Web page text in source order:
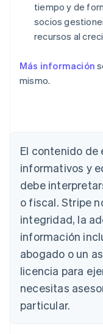
tiempo y de
socios
recursos al
Más información
mismo.
El contenido
informativos y
debe
o fiscal. Stripe
integridad, la
información
abogado o un
licencia para
necesitas
particular.
DeutschEnglish
Australia
English
Austria
DeutschEnglish
Bélgica
Nederlands
Brasil
Bulgaria
English
Canadá
China continental